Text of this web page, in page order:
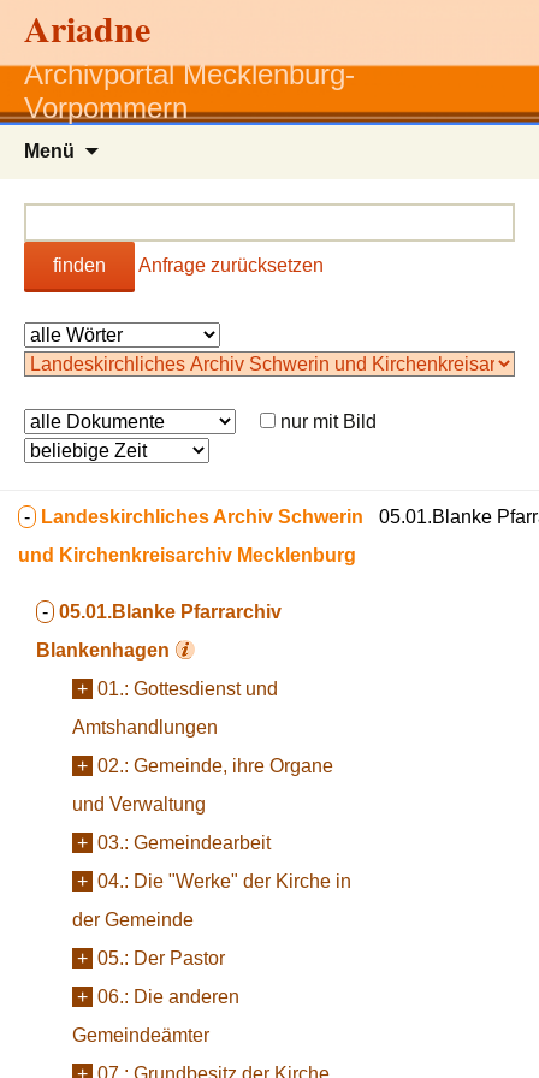
Ariadne
Archivportal Mecklenburg-
Vorpommern
Menü
finden Anfrage zurücksetzen
nur mit Bild
- Landeskirchliches Archiv Schwerin
und Kirchenkreisarchiv Mecklenburg
- 05.01.Blanke Pfarrarchiv
Blankenhagen
+ 01.: Gottesdienst und
Amtshandlungen
+ 02.: Gemeinde, ihre Organe
und Verwaltung
+ 03.: Gemeindearbeit
+ 04.: Die "Werke" der Kirche in
der Gemeinde
+ 05.: Der Pastor
+ 06.: Die anderen
Gemeindeämter
+ 07.: Grundbesitz der Kirche,
05.01.Blanke